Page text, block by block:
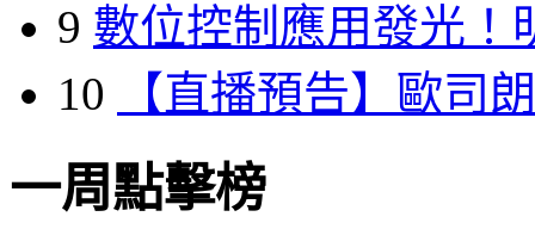
9 數位控制應用發光！
10
【直播預告】歐司
一周點擊榜